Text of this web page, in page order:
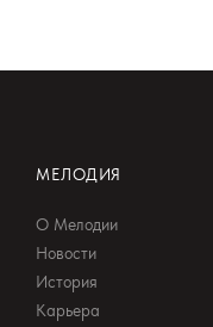
МЕЛОДИЯ
О Мелодии
Новости
История
Карьера